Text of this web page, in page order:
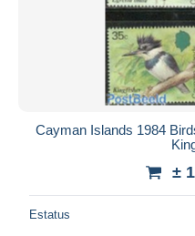
Cayman Islands 1984
±
Estatus